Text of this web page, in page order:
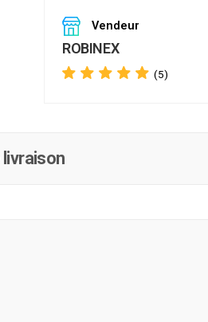
Vendeur
ROBINEX
(5)